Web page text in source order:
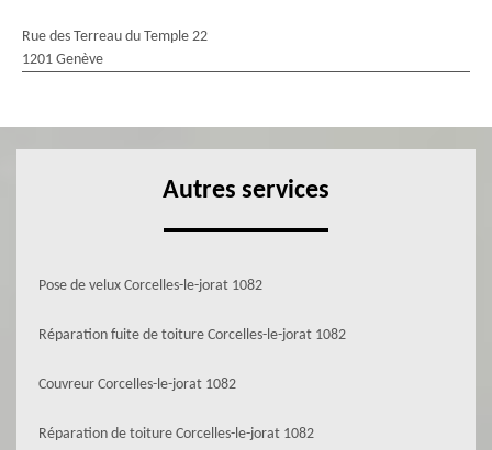
Rue des Terreau du Temple 22
1201 Genève
Autres services
Pose de velux Corcelles-le-jorat 1082
Réparation fuite de toiture Corcelles-le-jorat 1082
Couvreur Corcelles-le-jorat 1082
Réparation de toiture Corcelles-le-jorat 1082